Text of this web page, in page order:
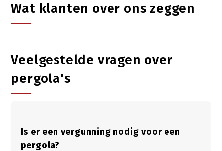
Wat klanten over ons zeggen
Veelgestelde vragen over
pergola's
Is er een vergunning nodig voor een
pergola?